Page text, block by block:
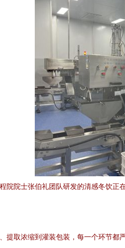
院院士张伯礼团队研发的清感冬饮
提取浓缩到灌装包装，每一个环节